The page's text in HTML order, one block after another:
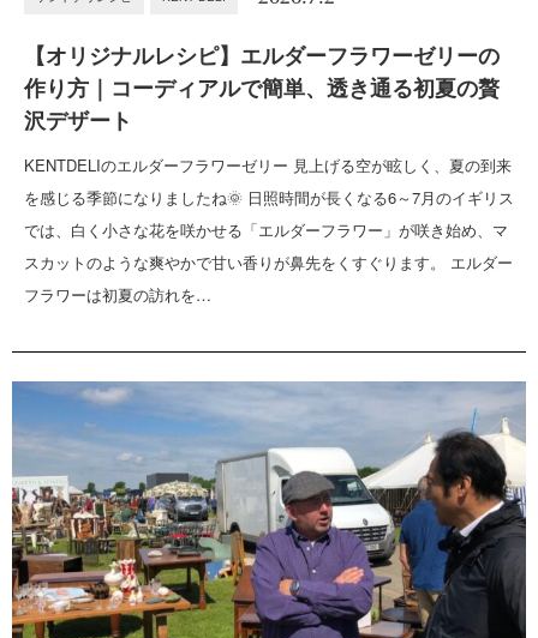
【オリジナルレシピ】エルダーフラワーゼリーの
作り方｜コーディアルで簡単、透き通る初夏の贅
沢デザート
KENTDELIのエルダーフラワーゼリー 見上げる空が眩しく、夏の到来
を感じる季節になりましたね🌞 日照時間が長くなる6～7月のイギリス
では、白く小さな花を咲かせる「エルダーフラワー」が咲き始め、マ
スカットのような爽やかで甘い香りが鼻先をくすぐります。 エルダー
フラワーは初夏の訪れを…